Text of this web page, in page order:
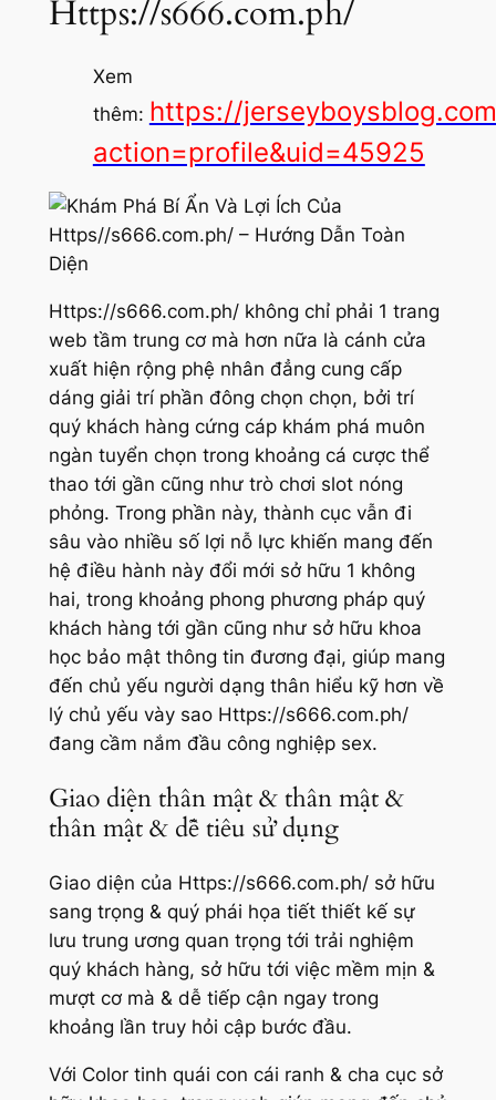
Https://s666.com.ph/
Xem
thêm: https://
action=profile&uid=45925
Https://s666.com.ph/ không chỉ phải 1 trang
web tầm trung cơ mà hơn nữa là cánh cửa
xuất hiện rộng phệ nhân đẳng cung cấp
dáng giải trí phần đông chọn chọn, bởi trí
quý khách hàng cứng cáp khám phá muôn
ngàn tuyển chọn trong khoảng cá cược thể
thao tới gần cũng như trò chơi slot nóng
phỏng. Trong phần này, thành cục vẫn đi
sâu vào nhiều số lợi nỗ lực khiến mang đến
hệ điều hành này đổi mới sở hữu 1 không
hai, trong khoảng phong phương pháp quý
khách hàng tới gần cũng như sở hữu khoa
học bảo mật thông tin đương đại, giúp mang
đến chủ yếu người dạng thân hiểu kỹ hơn về
lý chủ yếu vày sao Https://s666.com.ph/
đang cầm nắm đầu công nghiệp sex.
Giao diện thân mật & thân mật &
thân mật & dễ tiêu sử dụng
Giao diện của Https://s666.com.ph/ sở hữu
sang trọng & quý phái họa tiết thiết kế sự
lưu trung ương quan trọng tới trải nghiệm
quý khách hàng, sở hữu tới việc mềm mịn &
mượt cơ mà & dễ tiếp cận ngay trong
khoảng lần truy hỏi cập bước đầu.
Với Color tinh quái con cái ranh & cha cục sở